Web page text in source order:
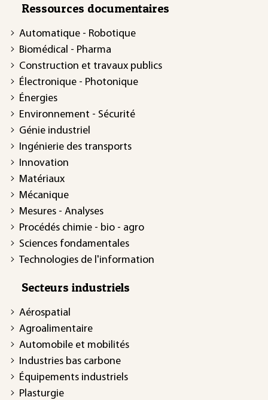
Ressources documentaires
Automatique - Robotique
Biomédical - Pharma
Construction et travaux publics
Électronique - Photonique
Énergies
Environnement - Sécurité
Génie industriel
Ingénierie des transports
Innovation
Matériaux
Mécanique
Mesures - Analyses
Procédés chimie - bio - agro
Sciences fondamentales
Technologies de l'information
Secteurs industriels
Aérospatial
Agroalimentaire
Automobile et mobilités
Industries bas carbone
Équipements industriels
Plasturgie